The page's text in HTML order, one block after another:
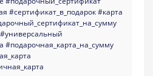
#сертификат_в_подарок#карта
#универсальный
#подарочная_карта_на_сумму